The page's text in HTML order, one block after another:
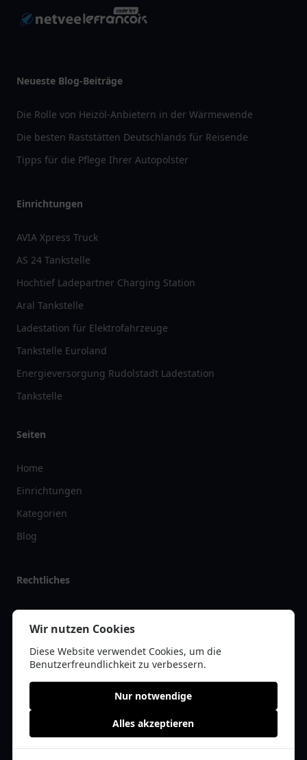
Neueste Blog-Beiträge
Die Rolle von Heizöl-Anbietern in der Wärmewende
Die besten Raststätten Deutschlands für Reisende
Tipps für die Pflege Ihrer Autopolster
Einrichtungen
AVIA Xpress Truck
AS 24 Tankstelle
Hochtief Ladepartner Charging Station
Aral Tankstelle
Ladestation für Elektrofahrzeuge
Tankstelle Euroland
Energieversorgung Rudolstadt Ladestation
Tankstelle
Seiten
Home
Einrichtungen
Kategorien
Blog
Rechtliches
Impressum
Datenschutz
Kontakt
© 2026 tanklist.de | Alle Rechte vorbehalten | * =Affiliate-Links /
Wir nutzen Cookies
Diese Website verwendet Cookies, um die
Benutzerfreundlichkeit zu verbessern.
Nur notwendige
Alles akzeptieren